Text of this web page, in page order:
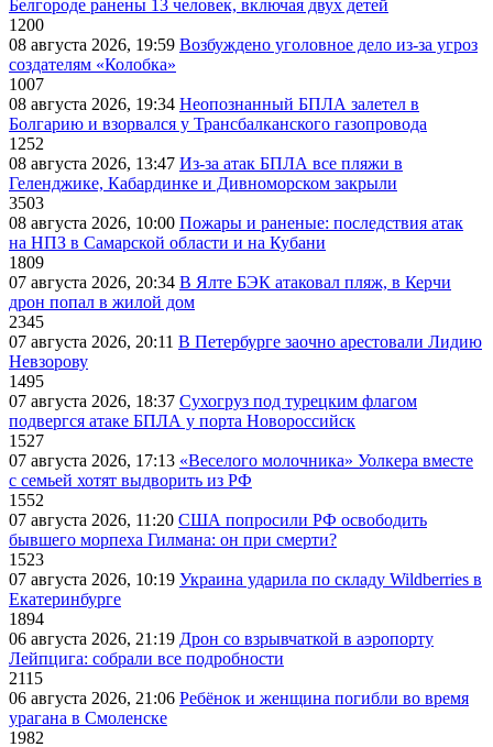
Белгороде ранены 13 человек, включая двух детей
1200
08 августа 2026, 19:59 Возбуждено уголовное дело из-за угроз
создателям «Колобка»
1007
08 августа 2026, 19:34 Неопознанный БПЛА залетел в
Болгарию и взорвался у Трансбалканского газопровода
1252
08 августа 2026, 13:47 Из-за атак БПЛА все пляжи в
Геленджике, Кабардинке и Дивноморском закрыли
3503
08 августа 2026, 10:00 Пожары и раненые: последствия атак
на НПЗ в Самарской области и на Кубани
1809
07 августа 2026, 20:34 В Ялте БЭК атаковал пляж, в Керчи
дрон попал в жилой дом
2345
07 августа 2026, 20:11 В Петербурге заочно арестовали Лидию
Невзорову
1495
07 августа 2026, 18:37 Сухогруз под турецким флагом
подвергся атаке БПЛА у порта Новороссийск
1527
07 августа 2026, 17:13 «Веселого молочника» Уолкера вместе
с семьей хотят выдворить из РФ
1552
07 августа 2026, 11:20 США попросили РФ освободить
бывшего морпеха Гилмана: он при смерти?
1523
07 августа 2026, 10:19 Украина ударила по складу Wildberries в
Екатеринбурге
1894
06 августа 2026, 21:19 Дрон со взрывчаткой в аэропорту
Лейпцига: собрали все подробности
2115
06 августа 2026, 21:06 Ребёнок и женщина погибли во время
урагана в Смоленске
1982